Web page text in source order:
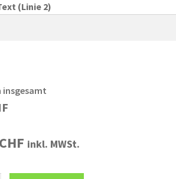
(Linie 2)
insgesamt
CHF inkl. MWSt.